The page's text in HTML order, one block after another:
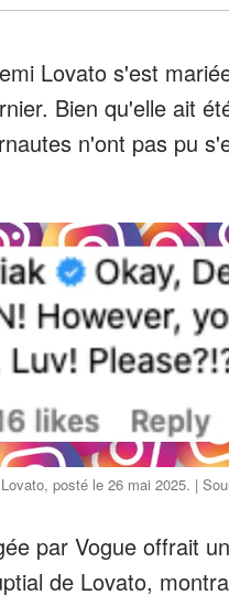
Lovato s'est
Bien qu'elle ait
n'ont pas pu
posté le 26 mai 2025. |
par Vogue offrait
de Lovato,